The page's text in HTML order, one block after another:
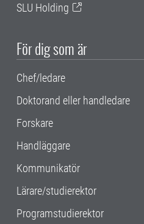
SLU Holding
För dig som är
Chef/ledare
Doktorand eller handledare
Forskare
Handläggare
Kommunikatör
Lärare/studierektor
Programstudierektor